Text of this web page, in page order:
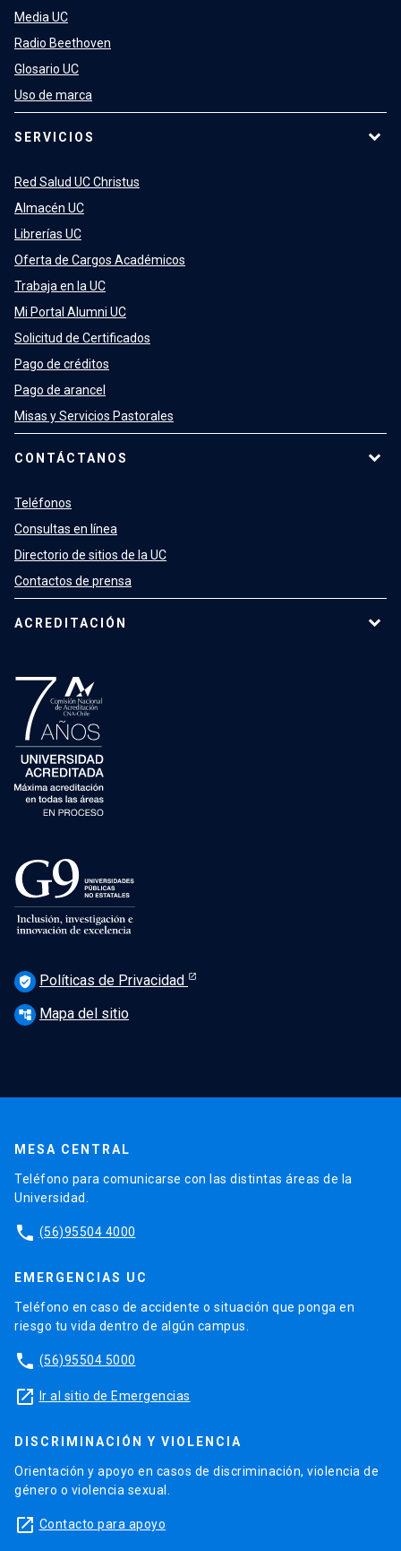
Media UC
Radio Beethoven
Glosario UC
Uso de marca
SERVICIOS
Red Salud UC Christus
Almacén UC
Librerías UC
Oferta de Cargos Académicos
Trabaja en la UC
Mi Portal Alumni UC
Solicitud de Certificados
Pago de créditos
Pago de arancel
Misas y Servicios Pastorales
CONTÁCTANOS
Teléfonos
Consultas en línea
Directorio de sitios de la UC
Contactos de prensa
ACREDITACIÓN
verified_user Políticas de Privacidad
account_tree Mapa del sitio
MESA CENTRAL
Teléfono para comunicarse con las distintas áreas de la
Universidad.
phone (56)95504 4000
EMERGENCIAS UC
Teléfono en caso de accidente o situación que ponga en
riesgo tu vida dentro de algún campus.
phone (56)95504 5000
launch Ir al sitio de Emergencias
DISCRIMINACIÓN Y VIOLENCIA
Orientación y apoyo en casos de discriminación, violencia de
género o violencia sexual.
launch Contacto para apoyo